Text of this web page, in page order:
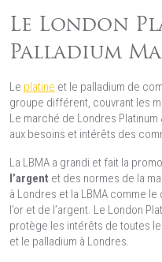
Le London
Palladium
Le platine et le palladium de
groupe différent, couvrant les
Le marché de Londres
aux besoins et intérêts des
La LBMA a grandi et fait la
l’argent et des normes de la
à Londres et la LBMA comme
l’or et de l’argent. Le London
protège les intérêts de toutes
et le palladium à Londres.